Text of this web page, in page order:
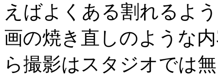
えばよくある割れるよ
画の焼き直しのような
ら撮影はスタジオでは